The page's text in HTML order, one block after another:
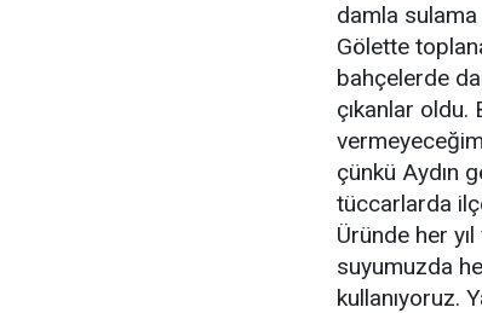
damla
Gölette
bahçelerde
çıkanlar
çünkü Aydın
tüccarlarda
Üründe her
suyumuzda
kullanıyoruz.